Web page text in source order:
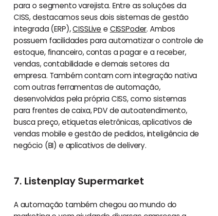
para o segmento varejista. Entre as soluções da
CISS, destacamos seus dois sistemas de gestão
integrada (ERP),CISSLive e CISSPoder. Ambos
possuem facilidades para automatizar o controle de
estoque, financeiro, contas a pagar e a receber,
vendas, contabilidade e demais setores da
empresa. Também contam com integração nativa
com outras ferramentas de automação,
desenvolvidas pela própria CISS, como sistemas
para frentes de caixa, PDV de autoatendimento,
busca preço, etiquetas eletrônicas, aplicativos de
vendas mobile e gestão de pedidos, inteligência de
negócio (BI) e aplicativos de delivery.
7. Listenplay Supermarket
A automação também chegou ao mundo do